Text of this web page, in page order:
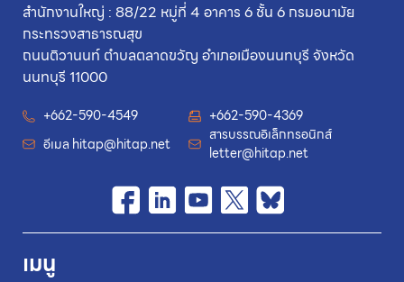
สำนักงานใหญ่ : 88/22 หมู่ที่ 4 อาคาร 6 ชั้น 6 กรมอนามัย
กระทรวงสาธารณสุข
ถนนติวานนท์ ตำบลตลาดขวัญ อำเภอเมืองนนทบุรี จังหวัด
นนทบุรี 11000
+662-590-4549
+662-590-4369
อีเมล hitap@hitap.net
สารบรรณอิเล็กทรอนิกส์
letter@hitap.net
เมนู